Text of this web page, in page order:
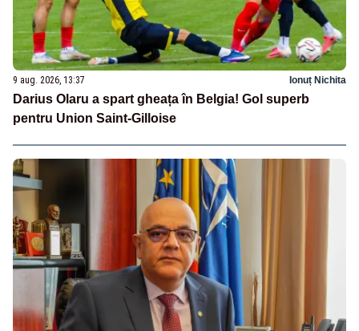
9 aug. 2026, 13:37 Ionuț Nichita
Darius Olaru a spart gheața în Belgia! Gol superb
pentru Union Saint-Gilloise